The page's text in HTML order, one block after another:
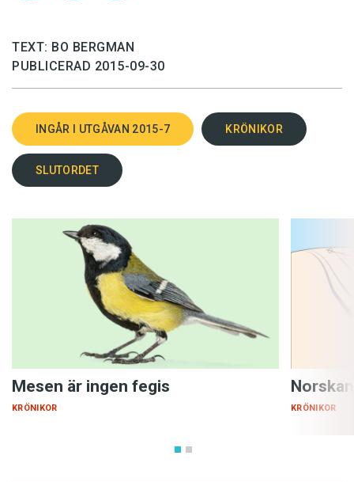
TEXT: BO BERGMAN
PUBLICERAD 2015-09-30
INGÅR I UTGÅVAN 2015-7 KRÖNIKOR
SLUTORDET
Mesen är ingen fegis
KRÖNIKOR KRÖNIKOR